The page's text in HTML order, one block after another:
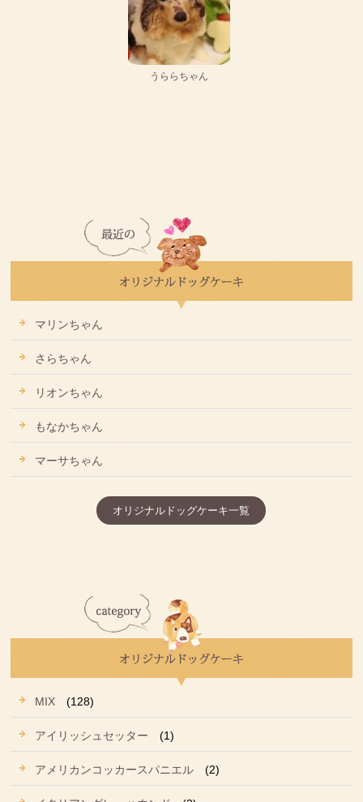
うららちゃん
マリンちゃん
さらちゃん
リオンちゃん
もなかちゃん
マーサちゃん
オリジナルドッグケーキ一覧
MIX (128)
アイリッシュセッター (1)
アメリカンコッカースパニエル (2)